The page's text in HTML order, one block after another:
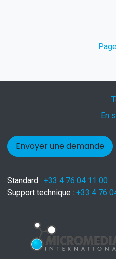
En
Envoyer une demande
Standard : +33 4 76 04 11 00
Support technique : +33 4 76